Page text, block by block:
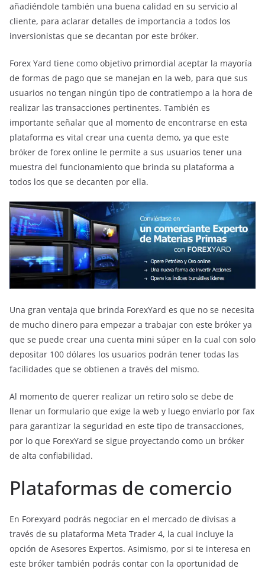
añadiéndole también una buena calidad en su servicio al
cliente, para aclarar detalles de importancia a todos los
inversionistas que se decantan por este bróker.
Forex Yard tiene como objetivo primordial aceptar la mayoría
de formas de pago que se manejan en la web, para que sus
usuarios no tengan ningún tipo de contratiempo a la hora de
realizar las transacciones pertinentes. También es
importante señalar que al momento de encontrarse en esta
plataforma es vital crear una cuenta demo, ya que este
bróker de forex online le permite a sus usuarios tener una
muestra del funcionamiento que brinda su plataforma a
todos los que se decanten por ella.
Una gran ventaja que brinda ForexYard es que no se necesita
de mucho dinero para empezar a trabajar con este bróker ya
que se puede crear una cuenta mini súper en la cual con solo
depositar 100 dólares los usuarios podrán tener todas las
facilidades que se obtienen a través del mismo.
Al momento de querer realizar un retiro solo se debe de
llenar un formulario que exige la web y luego enviarlo por fax
para garantizar la seguridad en este tipo de transacciones,
por lo que ForexYard se sigue proyectando como un bróker
de alta confiabilidad.
Plataformas de comercio
En Forexyard podrás negociar en el mercado de divisas a
través de su plataforma Meta Trader 4, la cual incluye la
opción de Asesores Expertos. Asimismo, por si te interesa en
este bróker también podrás contar con la oportunidad de